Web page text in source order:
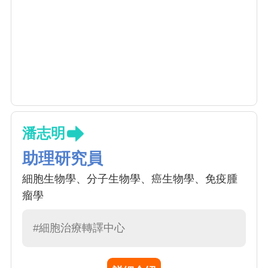
潘志明
助理研究員
細胞生物學、分子生物學、癌生物學、免疫腫
瘤學
#細胞治療轉譯中心